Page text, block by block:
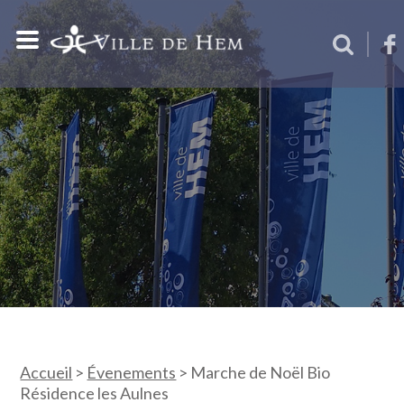
Accueil > Évenements > Marche de Noël Bio
Résidence les Aulnes